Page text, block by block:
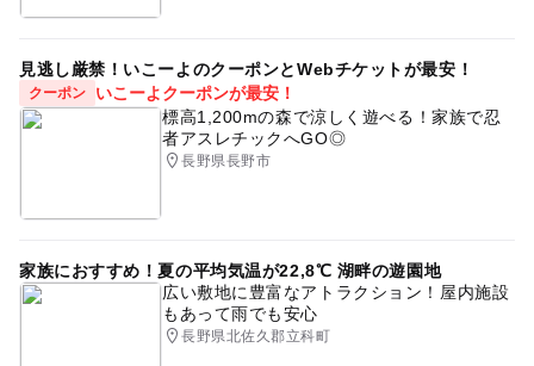
午後から遊べる
GW(ゴールデンウィーク)2016
見逃し厳禁！いこーよのクーポンとWebチケットが最安！
クーポン
いこーよクーポンが最安！
標高1,200mの森で涼しく遊べる！家族で忍
者アスレチックへGO◎
長野県長野市
家族におすすめ！夏の平均気温が22,8℃ 湖畔の遊園地
広い敷地に豊富なアトラクション！屋内施設
もあって雨でも安心
長野県北佐久郡立科町